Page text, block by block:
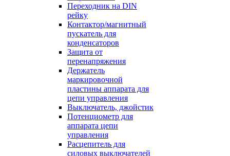
Переходник на DIN
рейку
Контактор/магнитный
пускатель для
конденсаторов
Защита от
перенапряжения
Держатель
маркировочной
пластины аппарата для
цепи управления
Выключатель, джойстик
Потенциометр для
аппарата цепи
управления
Расцепитель для
силовых выключателей